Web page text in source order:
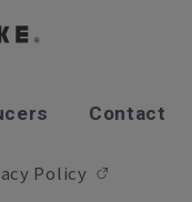
Contact
Policy